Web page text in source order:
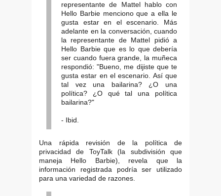
representante de Mattel hablo con
Hello Barbie menciono que a ella le
gusta estar en el escenario. Más
adelante en la conversación, cuando
la representante de Mattel pidió a
Hello Barbie que es lo que debería
ser cuando fuera grande, la muñeca
respondió: "Bueno, me dijiste que te
gusta estar en el escenario. Así que
tal vez una bailarina? ¿O una
política? ¿O qué tal una política
bailarina?"
- Ibid.
Una rápida revisión de la política de
privacidad de ToyTalk (la subdivisión que
maneja Hello Barbie), revela que la
información registrada podría ser utilizado
para una variedad de razones.